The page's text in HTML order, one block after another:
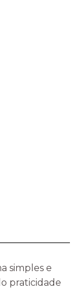
simples e
praticidade